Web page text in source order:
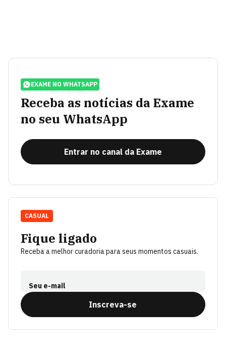
EXAME NO WHATSAPP
Receba as notícias da Exame
no seu WhatsApp
Entrar no canal da Exame
Fique ligado
Receba a melhor curadoria para seus momentos casuais.
Seu e-mail
Inscreva-se
CASUAL